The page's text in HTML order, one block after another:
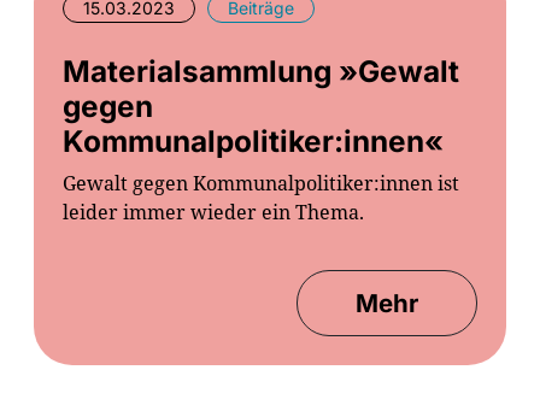
15.03.2023 Beiträge
Materialsammlung »Gewalt
gegen
Kommunalpolitiker:innen«
Gewalt gegen Kommunalpolitiker:innen ist
leider immer wieder ein Thema.
Mehr